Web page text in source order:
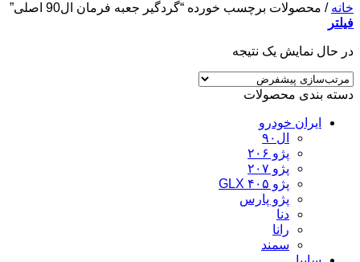
خانه / محصولات برچسب خورده “گردگیر جعبه فرمان ال90 اصلی”
فیلتر
در حال نمایش یک نتیجه
دسته بندی محصولات
ایران خودرو
ال۹۰
پژو ۲۰۶
پژو ۲۰۷
پژو ۴۰۵ GLX
پژو پارس
دنا
رانا
سمند